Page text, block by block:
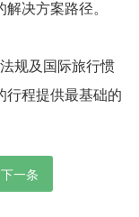
决方案路径。
规及国际旅行惯
行程提供最基础的
下一条